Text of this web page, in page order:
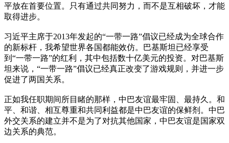
平放在首要位置。只有通过共同努力，而不是互相破坏，才能
取得进步。
习近平主席于2013年发起的“一带一路”倡议已经成为全球合作
的新标杆，我希望世界各国都能效仿。巴基斯坦已经享受
到“一带一路”的红利，其中包括数十亿美元的投资。对巴基斯
坦来说，“一带一路”倡议已经真正改变了游戏规则，并进一步
促进了两国关系。
正如我任职期间所目睹的那样，中巴友谊最牢固、最持久。和
平、和谐、相互尊重和共同利益都是中巴友谊的保鲜剂。中巴
外交关系的建立并不是为了对抗其他国家，中巴友谊是国家双
边关系的典范。